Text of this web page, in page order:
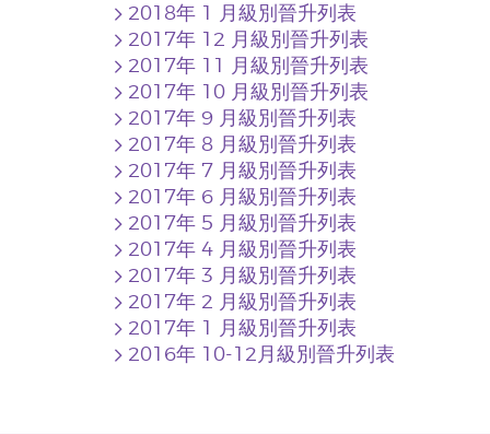
2018年 1 月級別晉升列表
2017年 12 月級別晉升列表
2017年 11 月級別晉升列表
2017年 10 月級別晉升列表
2017年 9 月級別晉升列表
2017年 8 月級別晉升列表
2017年 7 月級別晉升列表
2017年 6 月級別晉升列表
2017年 5 月級別晉升列表
2017年 4 月級別晉升列表
2017年 3 月級別晉升列表
2017年 2 月級別晉升列表
2017年 1 月級別晉升列表
2016年 10-12月級別晉升列表